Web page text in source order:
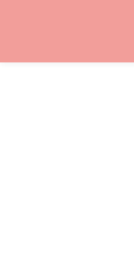
content